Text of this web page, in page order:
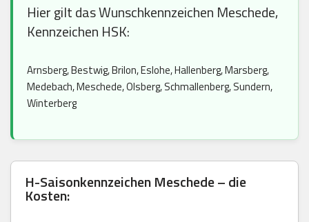
Hier gilt das Wunschkennzeichen Meschede,
Kennzeichen HSK:
Arnsberg, Bestwig, Brilon, Eslohe, Hallenberg, Marsberg,
Medebach, Meschede, Olsberg, Schmallenberg, Sundern,
Winterberg
H-Saisonkennzeichen Meschede – die
Kosten: